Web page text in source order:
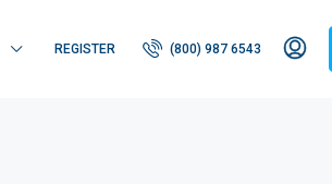
REGISTER (800) 987 6543